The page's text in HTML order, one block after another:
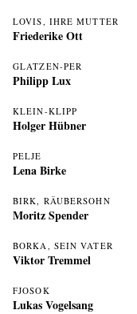
LOVIS, IHRE MUTTER
Friederike Ott
GLATZEN-PER
Philipp Lux
KLEIN-KLIPP
Holger Hübner
PELJE
Lena Birke
BIRK, RÄUBERSOHN
Moritz Spender
BORKA, SEIN VATER
Viktor Tremmel
FJOSOK
Lukas Vogelsang